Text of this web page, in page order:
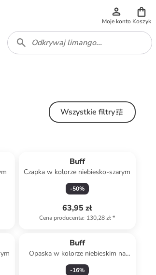
Moje konto Koszyk
Wszystkie filtry
Buff
Czapka w kolorze niebiesko-szarym
-50%
63,95 zł
Cena producenta: 130,28 zł*
Buff
Opaska w kolorze niebieskim na
czoło
-16%